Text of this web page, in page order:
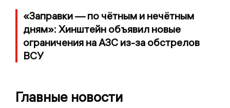
«Заправки — по чётным и нечётным
дням»: Хинштейн объявил новые
ограничения на АЗС из-за обстрелов
ВСУ
Главные новости